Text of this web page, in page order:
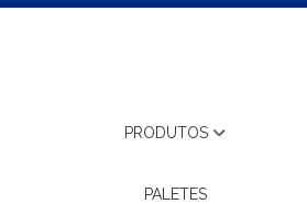
PRODUTOS
PALETES